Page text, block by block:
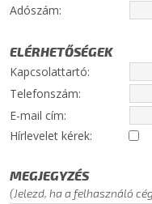
Adószám:
ELÉRHETŐSÉGEK
Kapcsolattartó:
Telefonszám:
E-mail cím:
Hírlevelet kérek:
MEGJEGYZÉS
(Jelezd, ha a felhasználó